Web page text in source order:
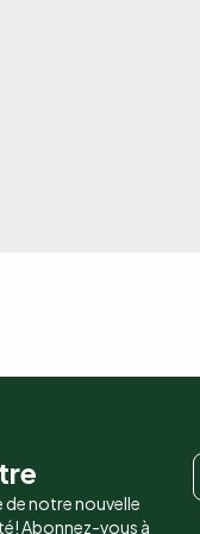
de notre nouvelle
Abonnez-vous à